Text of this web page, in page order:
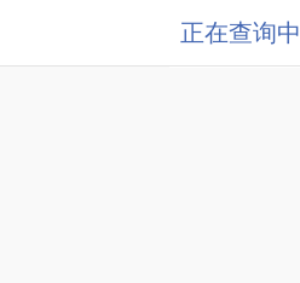
正在查询中